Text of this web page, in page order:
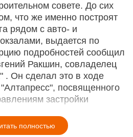
совете. До сих
что же именно построят
рядом с авто- и
выдается по
подробностей сообщил
Ракшин, совладелец
. Он сделал это в ходе
посвященного
застройки
полностью